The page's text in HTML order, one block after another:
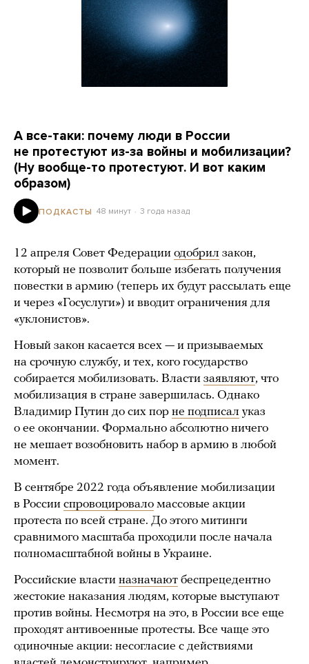
А все-таки: почему люди в России
не протестуют из-за войны и мобилизации?
(Ну вообще-то протестуют. И вот каким
образом)
ПОДКАСТЫ 48 минут 3 года назад
12 апреля Совет Федерации одобрил закон,
который не позволит больше избегать получения
повестки в армию (теперь их будут рассылать еще
и через «Госуслуги») и вводит ограничения для
«уклонистов».
Новый закон касается всех — и призываемых
на срочную службу, и тех, кого государство
собирается мобилизовать. Власти заявляют, что
мобилизация в стране завершилась. Однако
Владимир Путин до сих пор не подписал указ
о ее окончании. Формально абсолютно ничего
не мешает возобновить набор в армию в любой
момент.
В сентябре 2022 года объявление мобилизации
в России спровоцировало массовые акции
протеста по всей стране. До этого митинги
сравнимого масштаба проходили после начала
полномасштабной войны в Украине.
Российские власти назначают беспрецедентно
жестокие наказания людям, которые выступают
против войны. Несмотря на это, в России все еще
проходят антивоенные протесты. Все чаще это
одиночные акции: несогласие с действиями